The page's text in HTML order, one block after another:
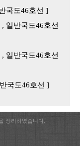
국도46호선 ]
일반국도46호선
일반국도46호선
국도46호선 ]
정리하였습니다.